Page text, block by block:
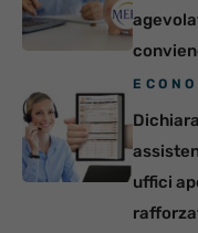
uffici